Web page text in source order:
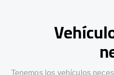
Tenemos los vehículos